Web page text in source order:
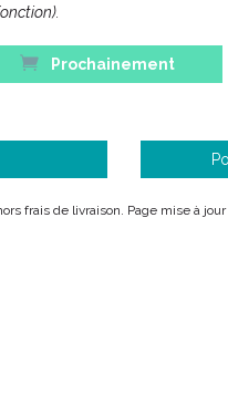
Prochainement
frais de livraison. Page mise à